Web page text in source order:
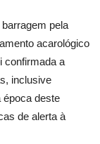
pela
acarológico
confirmada a
inclusive
época deste
de alerta à